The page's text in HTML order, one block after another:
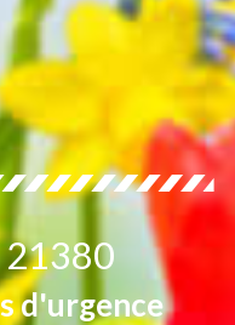
21380
d'urgence